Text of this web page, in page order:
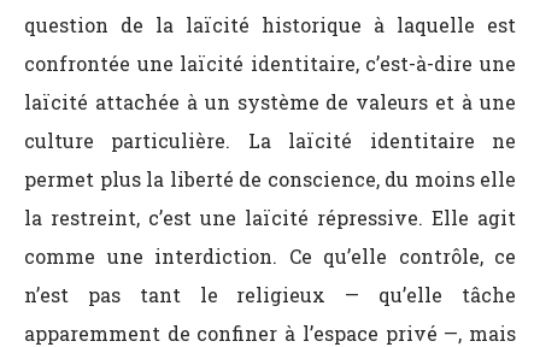
question de la laïcité historique à laquelle est
confrontée une laïcité identitaire, c’est-à-dire une
laïcité attachée à un système de valeurs et à une
culture particulière. La laïcité identitaire ne
permet plus la liberté de conscience, du moins elle
la restreint, c’est une laïcité répressive. Elle agit
comme une interdiction. Ce qu’elle contrôle, ce
n’est pas tant le religieux — qu’elle tâche
apparemment de confiner à l’espace privé —, mais